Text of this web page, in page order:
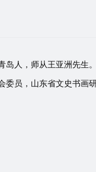
岛人，师从王亚洲先生
委员，山东省文史书画